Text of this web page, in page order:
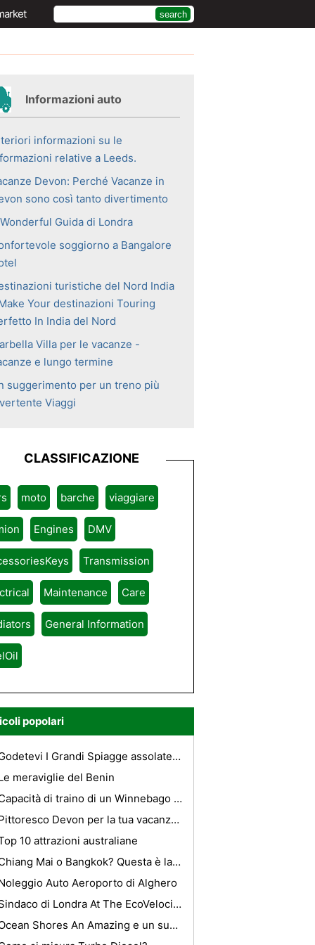
Informazioni auto
informazioni su le
relative a Leeds.
Devon: Perché Vacanze in
sono così tanto divertimento
Guida di Londra
soggiorno a Bangalore
turistiche del Nord India
Your destinazioni Touring
In India del Nord
Villa per le vacanze -
e lungo termine
suggerimento per un treno più
Viaggi
CLASSIFICAZIONE
moto barche viaggiare
Engines DMV
Transmission
Maintenance Care
General Information
popolari
Godetevi I Grandi Spiagge assolate A Bexhill
meraviglie del Benin
Capacità di traino di un Winnebago del 1996 Rialta
Pittoresco Devon per la tua vacanza da sogno
10 attrazioni australiane
Chiang Mai o Bangkok? Questa è la domanda.
Auto Aeroporto di Alghero
Sindaco di Londra At The EcoVelocity Mostra
Ocean Shores An Amazing e un suggestivo vacanza Spot You Can Ever See